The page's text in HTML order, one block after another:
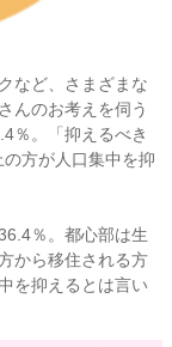
など、さまざまな
んのお考えを伺う
％。「抑えるべき
方が人口集中を抑
％。都心部は生
から移住される方
を抑えるとは言い